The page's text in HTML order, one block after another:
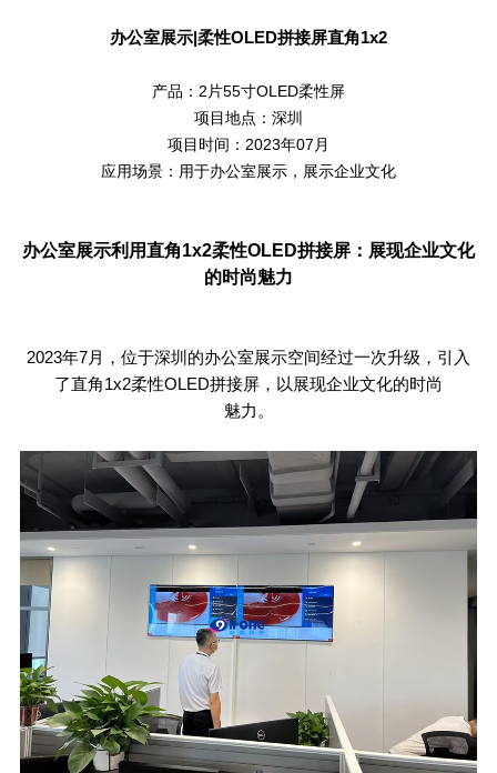
办公室展示|柔性OLED拼接屏直角1x2
产品：2片55寸OLED柔性屏
项目地点：深圳
项目时间：2023年07月
应用场景：用于办公室展示，展示企业文化
办公室展示利用直角1x2柔性OLED拼接屏：展现企业文化
的时尚魅力
2023年7月，位于深圳的办公室展示空间经过一次升级，引入
了直角1x2柔性OLED拼接屏，以展现企业文化的时尚
魅力。